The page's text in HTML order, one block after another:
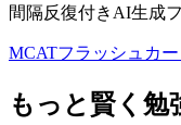
間隔反復付きAI生成
MCATフラッシュカ
もっと賢く勉